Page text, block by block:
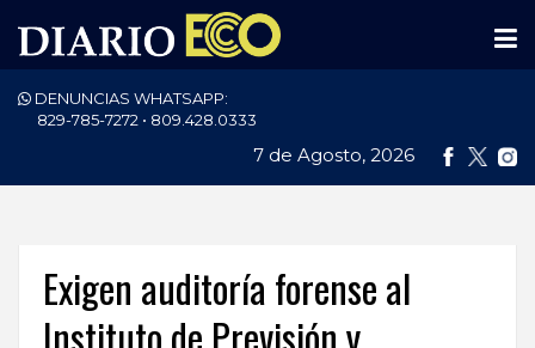
DENUNCIAS WHATSAPP:
829-785-7272 • 809.428.0333
7 de Agosto, 2026
PORTADA
ECONOMÍA
Exigen auditoría forense al